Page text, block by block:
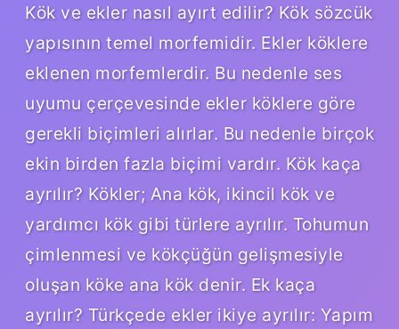
Kök ve ekler nasıl ayırt edilir? Kök sözcük
yapısının temel morfemidir. Ekler köklere
eklenen morfemlerdir. Bu nedenle ses
uyumu çerçevesinde ekler köklere göre
gerekli biçimleri alırlar. Bu nedenle birçok
ekin birden fazla biçimi vardır. Kök kaça
ayrılır? Kökler; Ana kök, ikincil kök ve
yardımcı kök gibi türlere ayrılır. Tohumun
çimlenmesi ve kökçüğün gelişmesiyle
oluşan köke ana kök denir. Ek kaça
ayrılır? Türkçede ekler ikiye ayrılır: Yapım